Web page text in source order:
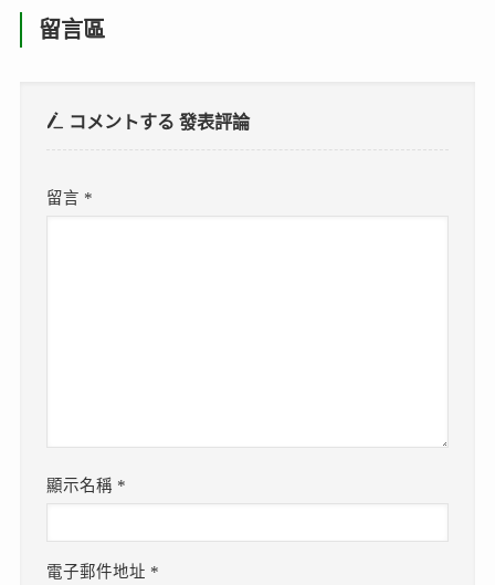
留言區
コメントする發表評論
留言 *
顯示名稱 *
電子郵件地址 *